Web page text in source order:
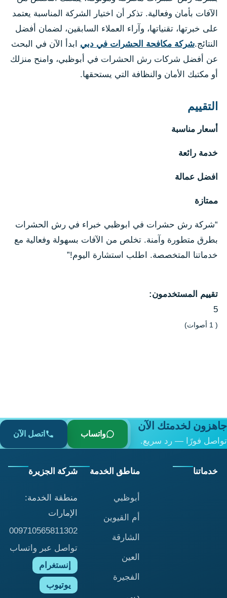
الآفات بأمان وفعالية. تذكر أن اختيار الشركة المناسبة يعتمد
على خبرتها، تقنياتها، وآراء العملاء السابقين، لضمان أفضل
النتائج.شركة مكافحة الحشرات في دبي ابدأ الآن في البحث
عن أفضل شركات رش الحشرات في أبوظبي، وامنح منزلك
أو مكتبك الأمان والنظافة التي يستحقها.
التقييم
أسعار مناسبة
خدمة رائعة
افضل عمالة
ممتازة
“شركة رش حشرات في ابوظبي خبراء في رش الحشرات
بطرق متطورة وآمنة. تخلص من الآفات بسهولة وفعالية مع
خدماتنا المتخصصة. اطلب استشارة اليوم!”
تقييم المستخدمون:
5
(
1 أصوات)
جاهزون لخدمتك الآن
تواصل فورًا — رد سريع.
واتساب اتصل الآن
خدماتنا مناطق الخدمة
أبوظبي
أم القيوين
الشارقة
العين
الفجيرة
شركة الجزيرة
منطقة الخدمة:
الإمارات
009710565811302
تواصل عبر واتساب
إنستغرام
يوتيوب